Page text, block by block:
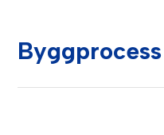
Byggprocess